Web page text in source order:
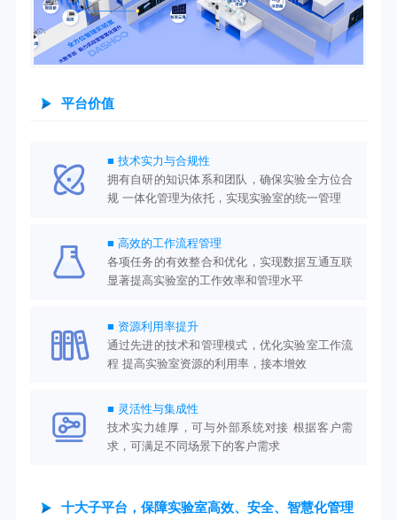
平台价值
■ 技术实力与合规性
拥有自研的知识体系和团队，确保实验全方位合
规一体化管理为依托，实现实验室的统一管理
■ 高效的工作流程管理
各项任务的有效整合和优化，实现数据互通互联
显著提高实验室的工作效率和管理水平
■ 资源利用率提升
通过先进的技术和管理模式，优化实验室工作流
程 提高实验室资源的利用率，接本增效
■ 灵活性与集成性
技术实力雄厚，可与外部系统对接 根据客户需
求，可满足不同场景下的客户需求
十大子平台，保障实验室高效、安全、智慧化管理